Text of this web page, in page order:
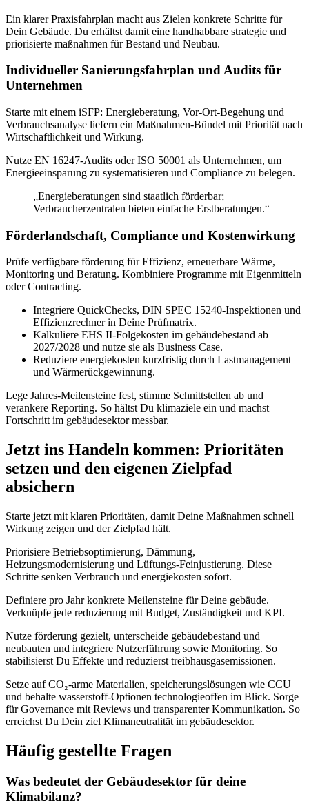
Ein klarer Praxisfahrplan macht aus Zielen konkrete Schritte für
Dein Gebäude. Du erhältst damit eine handhabbare strategie und
priorisierte maßnahmen für Bestand und Neubau.
Individueller Sanierungsfahrplan und Audits für
Unternehmen
Starte mit einem iSFP: Energieberatung, Vor‑Ort‑Begehung und
Verbrauchsanalyse liefern ein Maßnahmen‑Bündel mit Priorität nach
Wirtschaftlichkeit und Wirkung.
Nutze EN 16247‑Audits oder ISO 50001 als Unternehmen, um
Energieeinsparung zu systematisieren und Compliance zu belegen.
„Energieberatungen sind staatlich förderbar;
Verbraucherzentralen bieten einfache Erstberatungen.“
Förderlandschaft, Compliance und Kostenwirkung
Prüfe verfügbare förderung für Effizienz, erneuerbare Wärme,
Monitoring und Beratung. Kombiniere Programme mit Eigenmitteln
oder Contracting.
Integriere QuickChecks, DIN SPEC 15240‑Inspektionen und
Effizienzrechner in Deine Prüfmatrix.
Kalkuliere EHS II‑Folgekosten im gebäudebestand ab
2027/2028 und nutze sie als Business Case.
Reduziere energiekosten kurzfristig durch Lastmanagement
und Wärmerückgewinnung.
Lege Jahres‑Meilensteine fest, stimme Schnittstellen ab und
verankere Reporting. So hältst Du klimaziele ein und machst
Fortschritt im gebäudesektor messbar.
Jetzt ins Handeln kommen: Prioritäten
setzen und den eigenen Zielpfad
absichern
Starte jetzt mit klaren Prioritäten, damit Deine Maßnahmen schnell
Wirkung zeigen und der Zielpfad hält.
Priorisiere Betriebsoptimierung, Dämmung,
Heizungsmodernisierung und Lüftungs‑Feinjustierung. Diese
Schritte senken Verbrauch und energiekosten sofort.
Definiere pro Jahr konkrete Meilensteine für Deine gebäude.
Verknüpfe jede reduzierung mit Budget, Zuständigkeit und KPI.
Nutze förderung gezielt, unterscheide gebäudebestand und
neubauten und integriere Nutzerführung sowie Monitoring. So
stabilisierst Du Effekte und reduzierst treibhausgasemissionen.
Setze auf CO₂‑arme Materialien, speicherungslösungen wie CCU
und behalte wasserstoff‑Optionen technologieoffen im Blick. Sorge
für Governance mit Reviews und transparenter Kommunikation. So
erreichst Du Dein ziel Klimaneutralität im gebäudesektor.
Häufig gestellte Fragen
Was bedeutet der Gebäudesektor für deine
Klimabilanz?